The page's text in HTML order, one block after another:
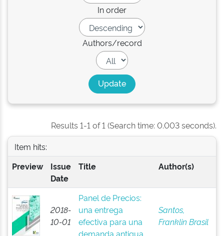
In order
Authors/record
Results 1-1 of 1 (Search time: 0.003 seconds).
Item hits:
Preview
Issue
Date
Title Author(s)
2018-
10-01
Panel de Precios:
una entrega
efectiva para una
demanda antigua
Santos,
Franklin Brasil